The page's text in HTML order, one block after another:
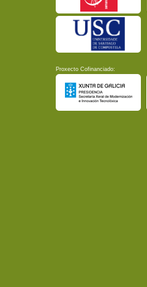
Proxecto Cofinanciado: